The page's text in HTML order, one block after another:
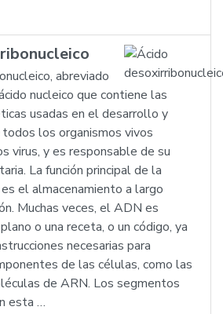
abreviado
nucleico que contiene las
usadas en el desarrollo y
los organismos vivos
virus, y es responsable de su
La función principal de la
el almacenamiento a largo
Muchas veces, el ADN es
o una receta, o un código, ya
necesarias para
de las células, como las
de ARN. Los segmentos
esta …